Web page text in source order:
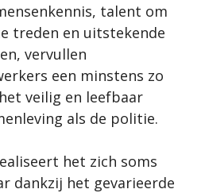
talent om
treden en uitstekende
vervullen
een minstens zo
veilig en leefbaar
als de politie.
het zich soms
dankzij het gevarieerde